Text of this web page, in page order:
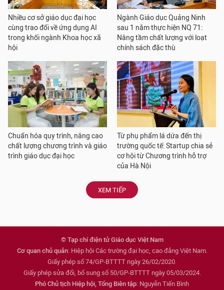
Nhiều cơ sở giáo dục đại học
cùng trao đổi về ứng dụng AI
trong khối ngành Khoa học xã
hội
Ngành Giáo dục Quảng Ninh
sau 1 năm thực hiện NQ 71:
Nâng tầm chất lượng với loạt
chính sách đặc thù
Chuẩn hóa quy trình, nâng cao
chất lượng chương trình và giáo
trình giáo dục đại học
Từ phụ phẩm lá dứa đến thị
trường quốc tế: Startup chia sẻ
cơ hội từ Chương trình hỗ trợ
của Hà Nội
XEM TIẾP
© Tạp chí điện tử Giáo dục Việt Nam
Cơ quan chủ quản: Hiệp hội Các trường đại học, cao đẳng Việt Nam.
Giấy phép số 74/GP-BTTTT ngày 26/02/2020.
Giấy phép sửa đổi, bổ sung số 50/GP-BTTTT ngày 05/03/2024.
Phó Chủ tịch Hiệp hội, Tổng Biên tập: Nguyễn Tiến Bình